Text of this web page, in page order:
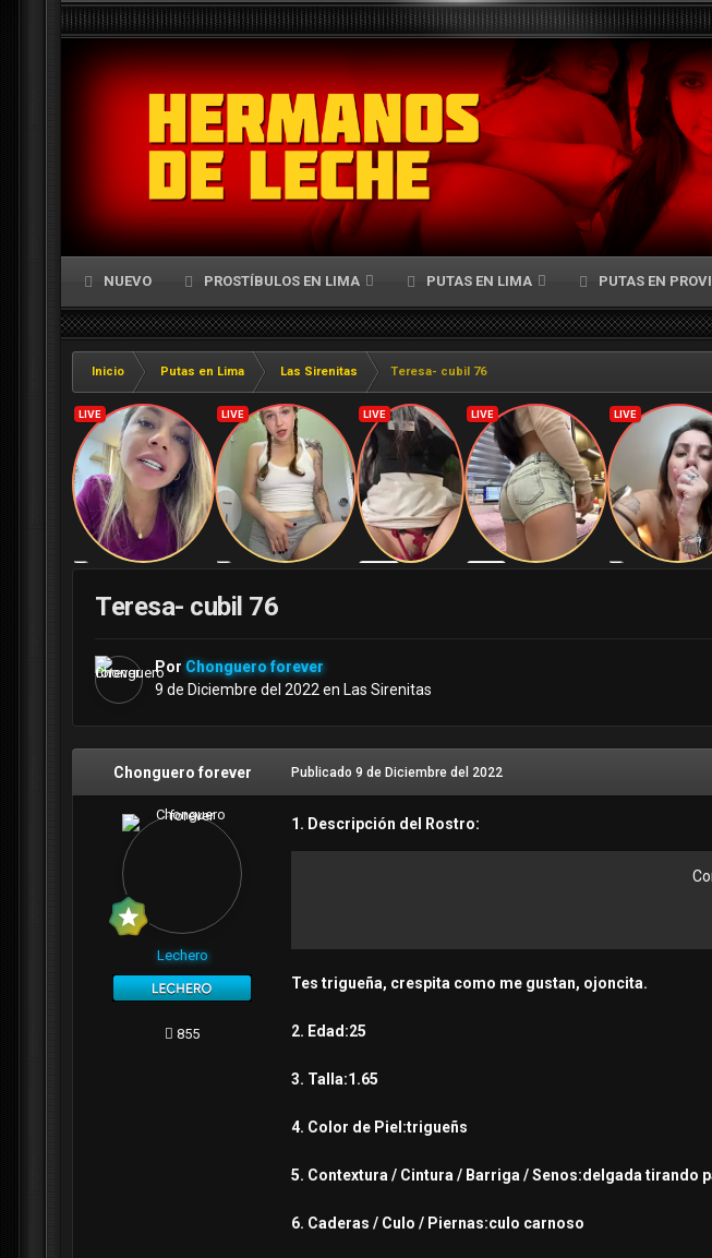
NUEVO PROSTÍBULOS EN LIMA PUTAS EN LIMA PUTAS EN
Inicio Putas en Lima Las Sirenitas Teresa- cubil 76
Teresa- cubil 76
Por Chonguero forever
9 de Diciembre del 2022en Las Sirenitas
Chonguero forever
Lechero
855
Publicado 9 de Diciembre del 2022
1. Descripción del Rostro:
Tes trigueña, crespita como me gustan, ojoncita.
2. Edad:25
3. Talla:1.65
4. Color de Piel:trigueñs
5. Contextura / Cintura / Barriga / Senos:delgada tirando
6. Caderas / Culo / Piernas:culo carnoso